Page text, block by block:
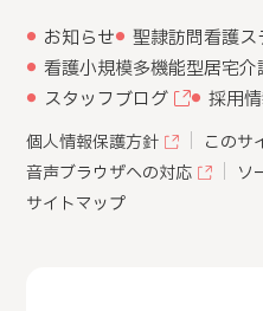
お知らせ
聖隷訪問看護
看護小規模多機能型居宅
スタッフブログ
採用
個人情報保護方針
このサ
音声ブラウザへの対応
ソ
サイトマップ